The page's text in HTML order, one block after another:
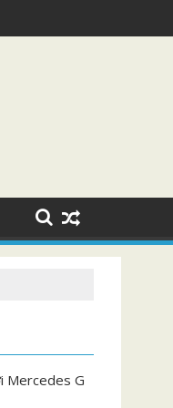
Mercedes G